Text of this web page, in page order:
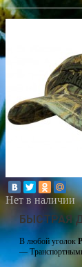
Нет в наличии
БЫСТРАЯ
В любой уголок
—